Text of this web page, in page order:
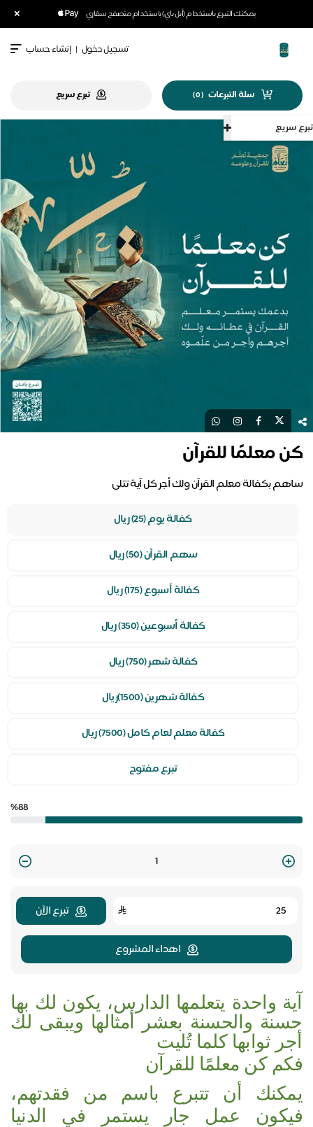
يمكنك التبرع باستخدام (أبل باي) باستخدام متصفح سفاري ×
تبرع سريع
تسجيل دخول | إنشاء حساب
سلة التبرعات (
0
) تبرع سريع
كن معلمًا للقرآن
ساهم بكفالة معلم القرآن ولك أجر كل آية تتلى
كفالة يوم (25) ريال
سهم القرآن (50) ريال
كفالة أسبوع (175) ريال
كفالة أسبوعين (350) ريال
كفالة شهر (750) ريال
كفالة شهرين (1500)ريال
كفالة معلم لعام كامل (7500) ريال
تبرع مفتوح
%88
Quantity
تبرع الآن
اهداء المشروع
آية واحدة يتعلمها الدارس، يكون لك بها
حسنة والحسنة بعشر أمثالها ويبقى لك
أجر ثوابها كلما تُليت
فكم كن معلمًا للقرآن
يمكنك أن تتبرع باسم من فقدتهم،
فيكون عمل جارٍ يستمر في الدنيا